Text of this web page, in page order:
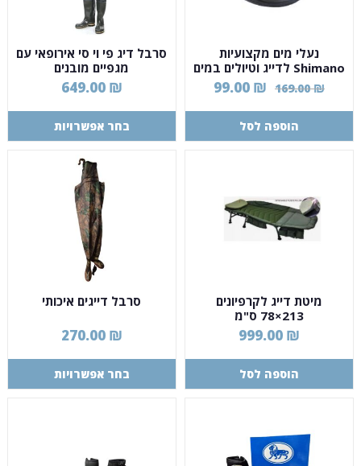
נעלי מים מקצועיות
Shimano לדייג וטיולים במים
מידה 43169.00₪
99.00 ₪
הוספה לסל
סרבל דיג פי וי סי אירופאי עם
מגפיים מובנים
649.00 ₪
בחר אפשרויות
מיטת דייג לקרפיונים
213×78 ס"מ
999.00 ₪
הוספה לסל
סרבל דייגים איכותי
270.00 ₪
בחר אפשרויות